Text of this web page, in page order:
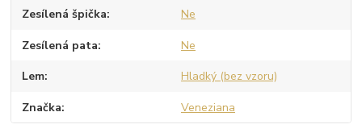
Zesílená špička Ne
Zesílená pata Ne
Lem Hladký (bez vzoru)
Značka Veneziana